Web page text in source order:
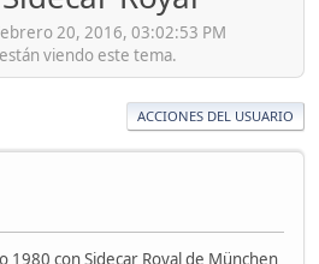
20, 2016, 03:02:53 PM
viendo este tema.
ACCIONES DEL USUARIO
1980 con Sidecar Royal de München